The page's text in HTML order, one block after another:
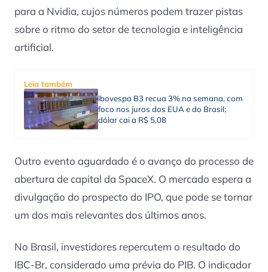
para a Nvidia, cujos números podem trazer pistas
sobre o ritmo do setor de tecnologia e inteligência
artificial.
Leia também
Ibovespa B3 recua 3% na semana, com
foco nos juros dos EUA e do Brasil;
dólar cai a R$ 5,08
Outro evento aguardado é o avanço do processo de
abertura de capital da SpaceX. O mercado espera a
divulgação do prospecto do IPO, que pode se tornar
um dos mais relevantes dos últimos anos.
No Brasil, investidores repercutem o resultado do
IBC-Br, considerado uma prévia do PIB. O indicador